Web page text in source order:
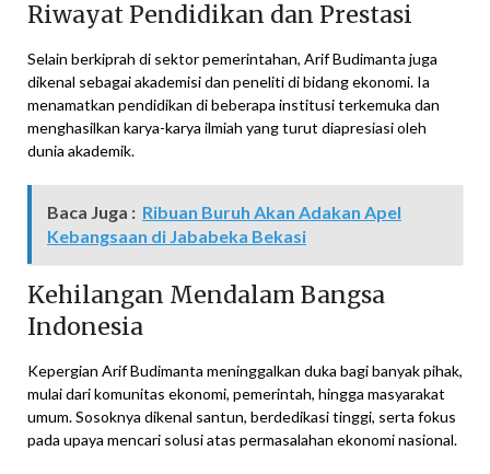
Riwayat Pendidikan dan Prestasi
Selain berkiprah di sektor pemerintahan, Arif Budimanta juga
dikenal sebagai akademisi dan peneliti di bidang ekonomi. Ia
menamatkan pendidikan di beberapa institusi terkemuka dan
menghasilkan karya-karya ilmiah yang turut diapresiasi oleh
dunia akademik.
Baca Juga : Ribuan Buruh Akan Adakan Apel
Kebangsaan di Jababeka Bekasi
Kehilangan Mendalam Bangsa
Indonesia
Kepergian Arif Budimanta meninggalkan duka bagi banyak pihak,
mulai dari komunitas ekonomi, pemerintah, hingga masyarakat
umum. Sosoknya dikenal santun, berdedikasi tinggi, serta fokus
pada upaya mencari solusi atas permasalahan ekonomi nasional.